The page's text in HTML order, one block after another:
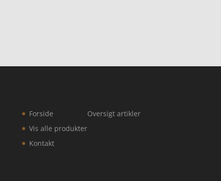
Forside
Vis alle produkter
Kontakt
Oversigt artikler